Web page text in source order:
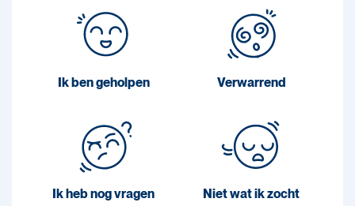
Ik ben geholpen Verwarrend
Ik heb nog vragen Niet wat ik zocht